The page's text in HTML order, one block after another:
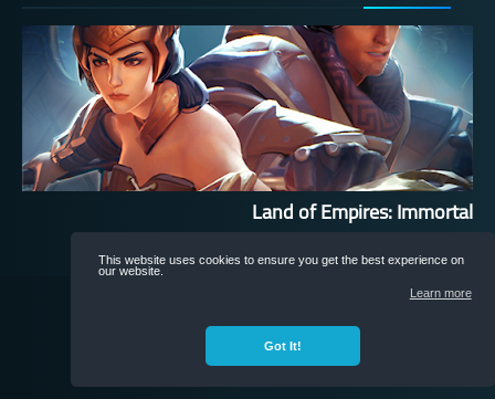
This website uses cookies to ensure you get the best experience on
our website.
Learn more
Got It!
Land of Empires: Immortal
nonRoxAll rights reserved
©